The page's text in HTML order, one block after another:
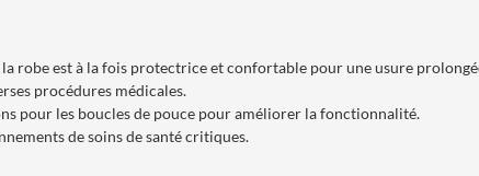
robe est à la fois protectrice et confortable pour une usure
procédures médicales.
pour les boucles de pouce pour améliorer la fonctionnalité.
de soins de santé critiques.